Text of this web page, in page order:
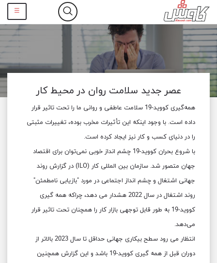
☰
عصر جدید سلامت روان در محیط کار
همه‌گیری کووید-19 سلامت عاطفی و روانی ما را تحت تاثیر قرار
داده است. با وجود اینکه این تأثیرات مخرب بوده، تغییرات مثبتی
را در دنیای کسب و کار نیز ایجاد کرده است.
با شروع بحران کووید-19 چشم انداز خوبی نمی‌توان برای اقتصاد
جهان متصور شد. سازمان بین المللی کار (ILO) در گزارش روند
جهانی اشتغال و چشم انداز اجتماعی در مورد "بازیابی نامطمئن"
روند اشتغال در سال 2022 هشدار می دهد، چراکه همه گیری
کووید-19 به طور قابل توجهی بازار کار را همچنان تحت تاثیر قرار
می‌دهد.
انتظار می رود سطح بیکاری جهانی حداقل تا سال 2023 بالاتر از
دوران قبل از همه گیری کووید-19 باشد و این گزارش همچنین